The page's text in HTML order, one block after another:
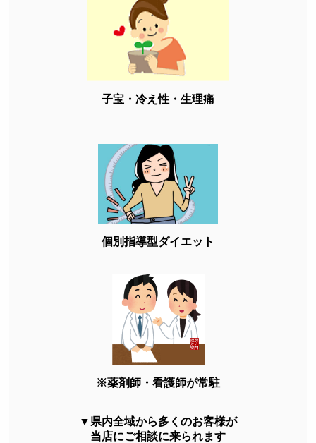
子宝・冷え性・生理痛
個別指導型ダイエット
※薬剤師・看護師が常駐
▼県内全域から多くのお客様が
当店にご相談に来られます